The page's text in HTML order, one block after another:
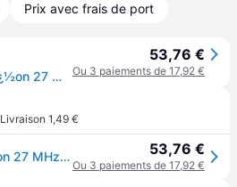
Prix avec frais de port
RC Porsche GT3 garï¿½on 27 MHz 1:14 noir
53,76 €
Ou 3 paiements de 17,92 €
Livraison 1,49 €
RC Porsche GT3 garï¿½on 27 MHz 1:14 noir 53,76 €
Ou 3 paiements de 17,92 €